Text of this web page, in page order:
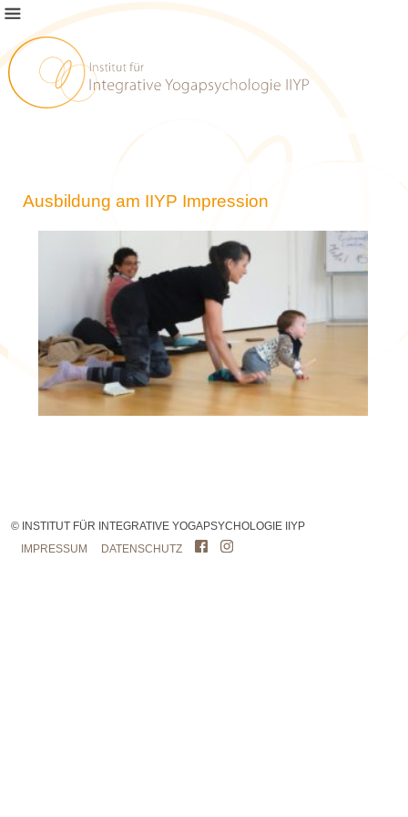
Ausbildung am IIYP Impression
© INSTITUT FÜR INTEGRATIVE YOGAPSYCHOLOGIE IIYP
IMPRESSUM DATENSCHUTZ